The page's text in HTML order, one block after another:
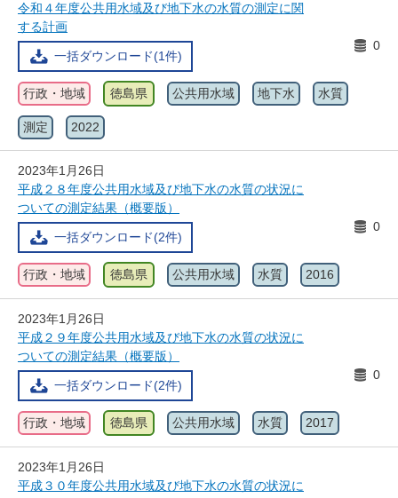
令和４年度公共用水域及び地下水の水質の測定に関
する計画
一括ダウンロード(1件)
0
行政・地域 徳島県 公共用水域 地下水 水質
測定 2022
2023年1月26日
平成２８年度公共用水域及び地下水の水質の状況に
ついての測定結果（概要版）
一括ダウンロード(2件)
0
行政・地域 徳島県 公共用水域 水質 2016
2023年1月26日
平成２９年度公共用水域及び地下水の水質の状況に
ついての測定結果（概要版）
一括ダウンロード(2件)
0
行政・地域 徳島県 公共用水域 水質 2017
2023年1月26日
平成３０年度公共用水域及び地下水の水質の状況に